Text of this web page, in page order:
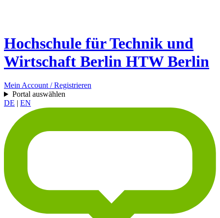
Hochschule für Technik und
Wirtschaft Berlin HTW Berlin
Mein Account / Registrieren
Portal auswählen
DE | EN